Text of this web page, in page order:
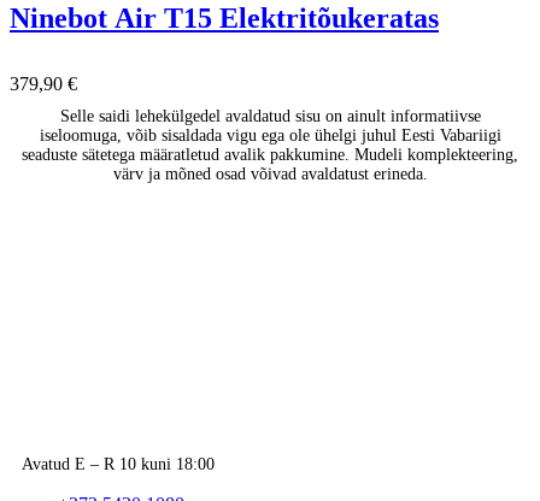
Ninebot Air T15 Elektritõukeratas
379,90 €
Selle saidi lehekülgedel avaldatud sisu on ainult informatiivse
iseloomuga, võib sisaldada vigu ega ole ühelgi juhul Eesti Vabariigi
seaduste sätetega määratletud avalik pakkumine. Mudeli komplekteering,
värv ja mõned osad võivad avaldatust erineda.
Avatud E – R 10 kuni 18:00